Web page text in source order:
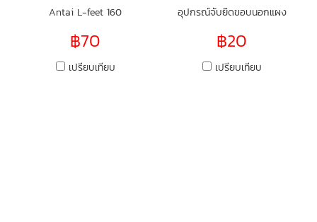
Antai L-feet 160
฿70
เปรียบเทียบ
อุปกรณ์จับยึดขอบนอกแผง
฿20
เปรียบเทียบ